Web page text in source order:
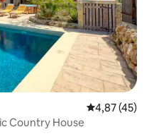
Średnia
4,87 (45)
Country House